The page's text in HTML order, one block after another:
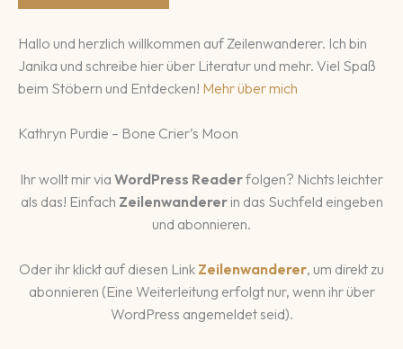
Hallo und herzlich willkommen auf Zeilenwanderer. Ich bin
Janika und schreibe hier über Literatur und mehr. Viel Spaß
beim Stöbern und Entdecken! Mehr über mich
Kathryn Purdie – Bone Crier’s Moon
Ihr wollt mir via WordPress Readerfolgen? Nichts leichter
als das! Einfach Zeilenwandererin das Suchfeld eingeben
und abonnieren.
Oder ihr klickt auf diesen Link Zeilenwanderer, um direkt zu
abonnieren (Eine Weiterleitung erfolgt nur, wenn ihr über
WordPress angemeldet seid).